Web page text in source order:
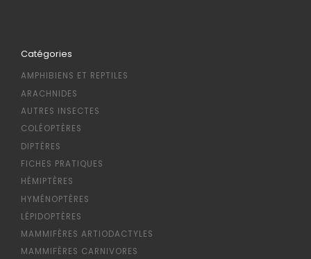
Catégories
AMPHIBIENS ET REPTILES
ARACHNIDES
AUTRES INSECTES
COLÉOPTÈRES
DIPTÈRES
FICHES PRATIQUES
HÉMIPTÈRES
HYMÉNOPTÈRES
LÉPIDOPTÈRES
MAMMIFÈRES ARTIODACTYLES
MAMMIFÈRES CARNIVORES